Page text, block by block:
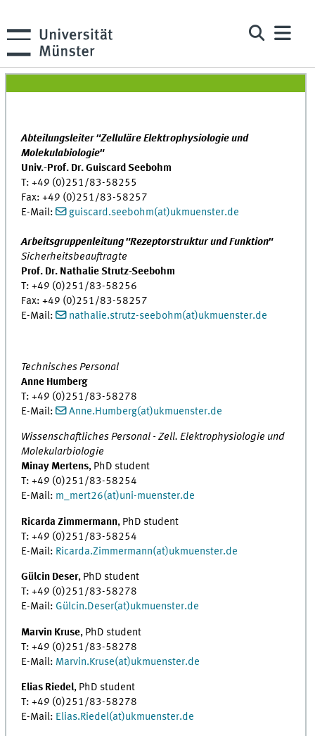
Abteilungsleiter "Zelluläre Elektrophysiologie und
Molekulabiologie"
Univ.-Prof. Dr. Guiscard Seebohm
T: +49 (0)251/83-58255
Fax: +49 (0)251/83-58257
E-Mail:
guiscard.seebohm(at)ukmuenster.de
Arbeitsgruppenleitung "Rezeptorstruktur und Funktion"
Sicherheitsbeauftragte
Prof. Dr. Nathalie Strutz-Seebohm
T: +49 (0)251/83-58256
Fax: +49 (0)251/83-58257
E-Mail:
nathalie.strutz-seebohm(at)ukmuenster.de
Technisches Personal
Anne Humberg
T: +49 (0)251/83-58278
E-Mail:
Anne.Humberg(at)ukmuenster.de
Wissenschaftliches Personal - Zell. Elektrophysiologie und
Molekularbiologie
Minay Mertens, PhD student
T: +49 (0)251/83-58254
E-Mail: m_mert26(at)uni-muenster.de
Ricarda Zimmermann, PhD student
T: +49 (0)251/83-58254
E-Mail: Ricarda.Zimmermann(at)ukmuenster.de
Gülcin Deser, PhD student
T: +49 (0)251/83-58278
E-Mail: Gülcin.Deser(at)ukmuenster.de
Marvin Kruse, PhD student
T: +49 (0)251/83-58278
E-Mail: Marvin.Kruse(at)ukmuenster.de
Elias Riedel, PhD student
T: +49 (0)251/83-58278
E-Mail: Elias.Riedel(at)ukmuenster.de